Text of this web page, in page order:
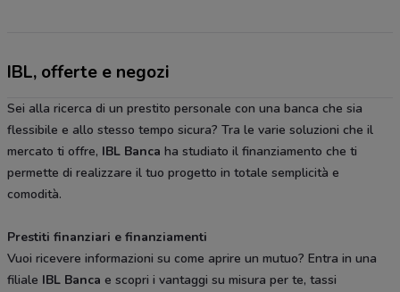
IBL, offerte e negozi
Sei alla ricerca di un prestito personale con una banca che sia
flessibile e allo stesso tempo sicura? Tra le varie soluzioni che il
mercato ti offre, IBL Banca ha studiato il finanziamento che ti
permette di realizzare il tuo progetto in totale semplicità e
comodità.
Prestiti finanziari e finanziamenti
Vuoi ricevere informazioni su come aprire un mutuo? Entra in una
filiale IBL Banca e scopri i vantaggi su misura per te, tassi